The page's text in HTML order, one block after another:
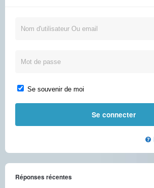
Se souvenir de moi
Réponses récentes